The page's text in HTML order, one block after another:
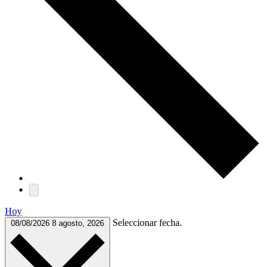
Hoy
08/08/2026 8 agosto, 2026 Seleccionar fecha.